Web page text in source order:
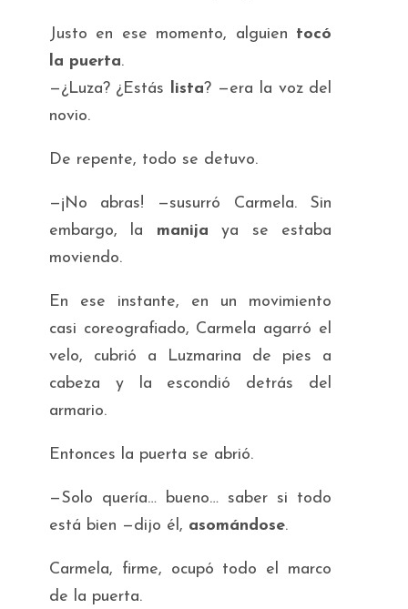
Justo en ese momento, alguien tocó
la puerta.
—¿Luza? ¿Estás lista? —era la voz del
novio.
De repente, todo se detuvo.
—¡No abras! —susurró Carmela. Sin
embargo, la manija ya se estaba
moviendo.
En ese instante, en un movimiento
casi coreografiado, Carmela agarró el
velo, cubrió a Luzmarina de pies a
cabeza y la escondió detrás del
armario.
Entonces la puerta se abrió.
—Solo quería… bueno… saber si todo
está bien —dijo él, asomándose.
Carmela, firme, ocupó todo el marco
de la puerta.